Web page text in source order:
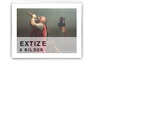
EXTIZE
8 BILDER